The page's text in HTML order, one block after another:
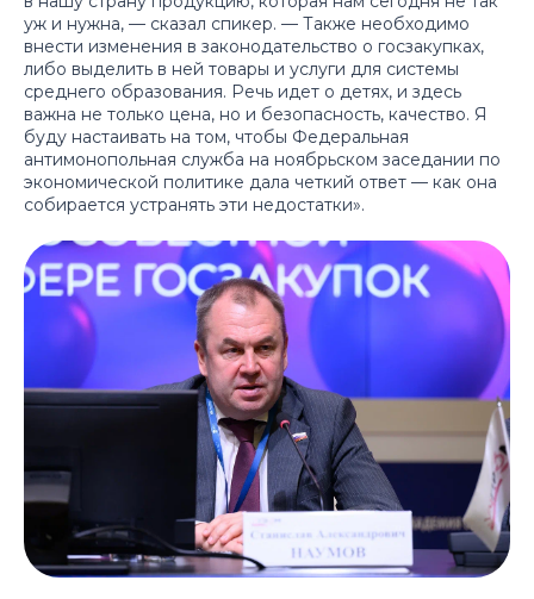
уж и нужна, — сказал спикер. — Также необходимо
внести изменения в законодательство о госзакупках,
либо выделить в ней товары и услуги для системы
среднего образования. Речь идет о детях, и здесь
важна не только цена, но и безопасность, качество. Я
буду настаивать на том, чтобы Федеральная
антимонопольная служба на ноябрьском заседании по
экономической политике дала четкий ответ — как она
собирается устранять эти недостатки».